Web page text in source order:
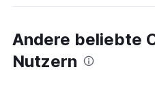
Andere beliebte
Nutzern